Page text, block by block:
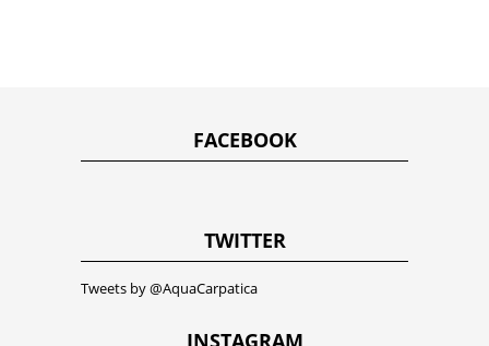
FACEBOOK
TWITTER
Tweets by @AquaCarpatica
INSTAGRAM